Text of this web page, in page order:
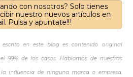
con nosotros? Solo tienes
nuestro nuevos artículos en
Pulsa y apuntate!!!
en este blog es contenido original
99% de los casos. Hablamos de nuestras
la influencia de ninguna marca o empresa.